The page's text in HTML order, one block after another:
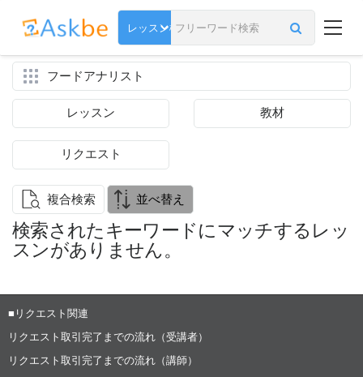
フードアナリスト
レッスン 教材
リクエスト
複合検索 並べ替え
検索されたキーワードにマッチするレッ
スンがありません。
■リクエスト関連
リクエスト取引完了までの流れ（受講者）
リクエスト取引完了までの流れ（講師）